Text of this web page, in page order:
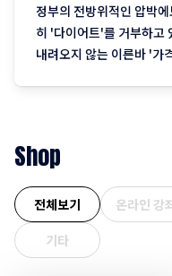
정부의 전방위적인 압박
히 '다이어트'를 거부하고
내려오지 않는 이른바 '가
Shop
전체보기 온라인 강
기타